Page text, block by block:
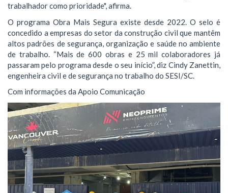
trabalhador como prioridade", afirma.
O programa Obra Mais Segura existe desde 2022. O selo é
concedido a empresas do setor da construção civil que mantêm
altos padrões de segurança, organização e saúde no ambiente
de trabalho. “Mais de 600 obras e 25 mil colaboradores já
passaram pelo programa desde o seu início”, diz Cindy Zanettin,
engenheira civil e de segurança no trabalho do SESI/SC.
Com informações da Apoio Comunicação